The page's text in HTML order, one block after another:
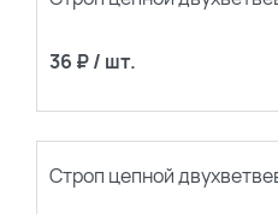
сначала новые
36 ₽ / шт.
Строп цепной